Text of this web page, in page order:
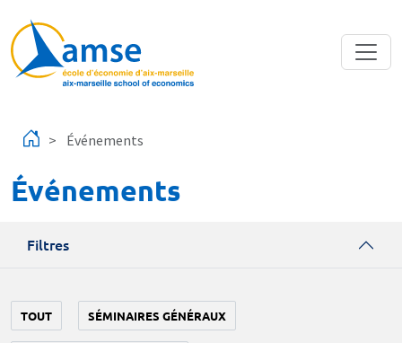
Événements
Événements
Filtres
TOUT SÉMINAIRES GÉNÉRAUX